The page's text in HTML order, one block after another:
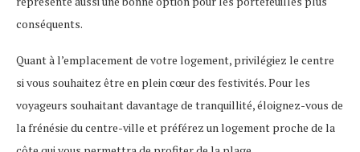
conséquents.
Quant à l’emplacement de votre logement, privilégiez le centre
si vous souhaitez être en plein cœur des festivités. Pour les
voyageurs souhaitant davantage de tranquillité, éloignez-vous de
la frénésie du centre-ville et préférez un logement proche de la